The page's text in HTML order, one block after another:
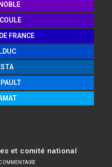
FRANCE
et comité national